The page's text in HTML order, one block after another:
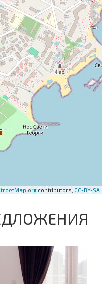
contributors, CC-BY-SA